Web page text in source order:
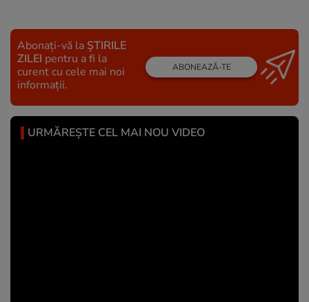
Abonați-vă la ȘTIRILE
ZILEI pentru a fi la
curent cu cele mai noi
informații.
ABONEAZĂ-TE
URMĂREȘTE CEL MAI NOU VIDEO